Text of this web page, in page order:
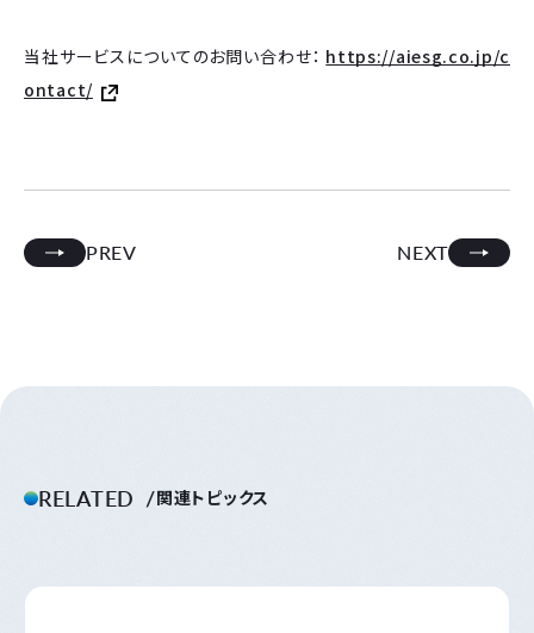
当社サービスについてのお問い合わせ： https://aiesg.co.jp/c
ontact/
PREV NEXT
RELATED 関連トピックス